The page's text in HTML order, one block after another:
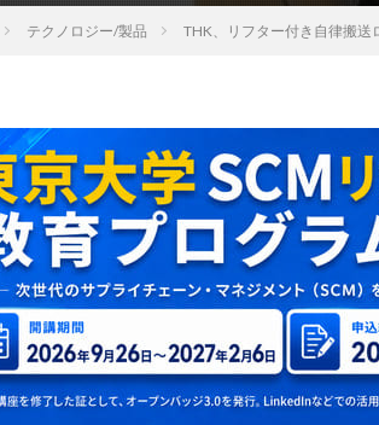
テクノロジー/製品 THK、リフター付き自律搬送